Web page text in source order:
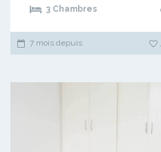
3 Chambres
7 mois depuis